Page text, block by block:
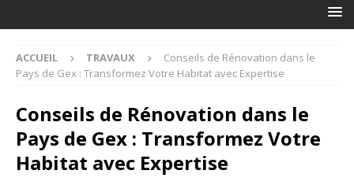
ACCUEIL TRAVAUX
Conseils de Rénovation dans le
Pays de Gex : Transformez Votre Habitat avec Expertise
Conseils de Rénovation dans le
Pays de Gex : Transformez Votre
Habitat avec Expertise